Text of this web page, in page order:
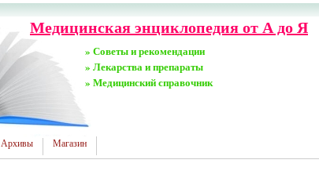
Медицинская энциклопедия от А до Я
» Советы и рекомендации
» Лекарства и препараты
» Медицинский справочник
Архивы Магазин